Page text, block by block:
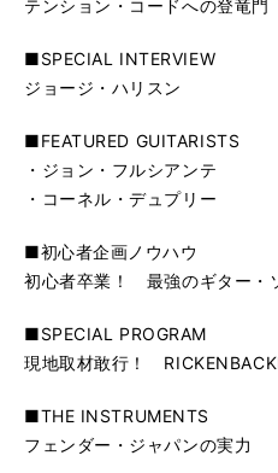
テンション・コードへの登竜
■SPECIAL INTERVIEW
ジョージ・ハリスン
■FEATURED GUITARISTS
・ジョン・フルシアンテ
・コーネル・デュプリー
■初心者企画ノウハウ
初心者卒業！ 最強のギター・
■SPECIAL PROGRAM
現地取材敢行！
■THE INSTRUMENTS
フェンダー・ジャパンの実力